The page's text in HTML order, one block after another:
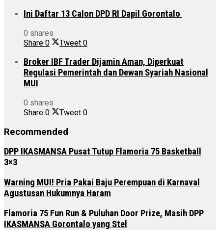
Ini Daftar 13 Calon DPD RI Dapil Gorontalo
0 shares
Share 0 Tweet 0
Broker IBF Trader Dijamin Aman, Diperkuat
Regulasi Pemerintah dan Dewan Syariah Nasional
MUI
0 shares
Share 0 Tweet 0
Recommended
DPP IKASMANSA Pusat Tutup Flamoria 75 Basketball
3×3
Warning MUI! Pria Pakai Baju Perempuan di Karnaval
Agustusan Hukumnya Haram
Flamoria 75 Fun Run & Puluhan Door Prize, Masih DPP
IKASMANSA Gorontalo yang Stel